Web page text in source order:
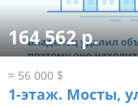
164 562 р.
≈ 56 000 $
1-этаж. Мосты,